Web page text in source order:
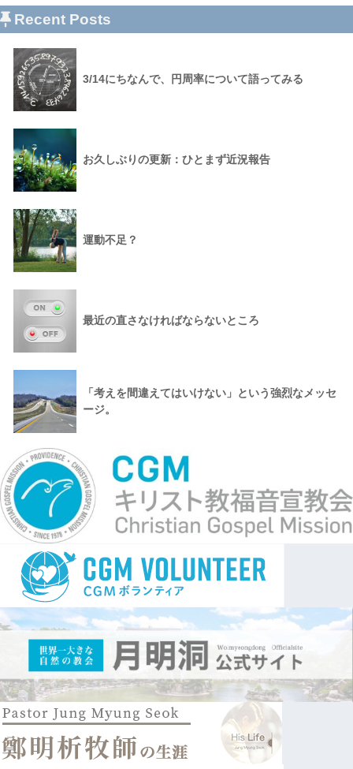
Recent Posts
3/14にちなんで、円周率について語ってみる
お久しぶりの更新：ひとまず近況報告
運動不足？
最近の直さなければならないところ
「考えを間違えてはいけない」という強烈なメッセ
ージ。